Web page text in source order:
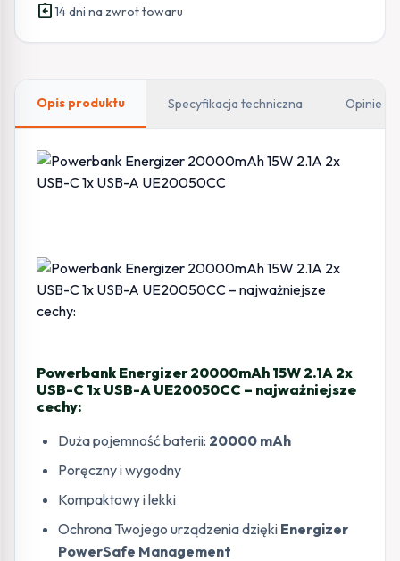
2x
USB-
assignment_return14 dni na zwrot towaru
Opis produktu Specyfikacja techniczna Opinie
Powerbank Energizer 20000mAh 15W 2.1A 2x
USB-C 1x USB-A UE20050CC – najważniejsze
cechy:
Duża pojemność baterii: 20000 mAh
Poręczny i wygodny
Kompaktowy i lekki
Ochrona Twojego urządzenia dzięki Energizer
PowerSafe Management